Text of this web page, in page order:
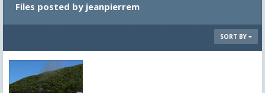
Files posted by jeanpierrem
SORT BY